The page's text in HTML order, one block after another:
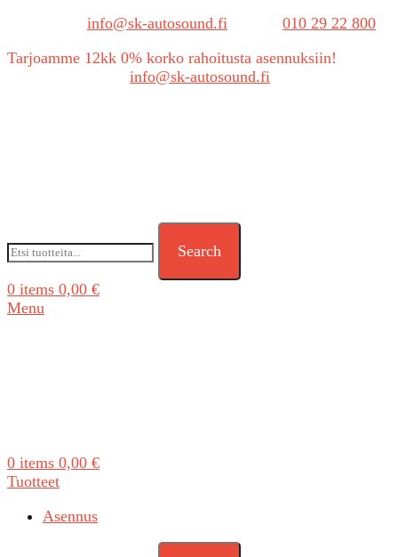
info@sk-autosound.fi
010 29 22 800
Tarjoamme 12kk 0% korko rahoitusta asennuksiin!
info@sk-autosound.fi
Search
0 items 0,00 €
Menu
0 items 0,00 €
Tuotteet
Asennus